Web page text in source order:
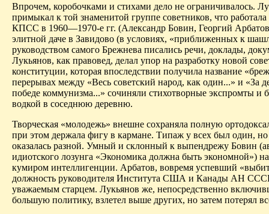
Впрочем, коробочками и стихами дело не ограничивалось.
примыкал к той знаменитой группе советников, что
КПСС в 1960—1970-е гг. (Александр Бовин, Георгий Арбатов
элитной даче в Завидово (в условиях, «приближенных к
руководством самого Брежнева писались речи, доклады,
Лукьянов, как правовед, делал упор на разработку новой
конституции, которая впоследствии получила название
перерывах между «Весь советский народ, как один...» и «За
победе коммунизма...» сочиняли стихотворные экспромты и
водкой в соседнюю деревню.
Творческая «молодежь» внешне сохраняла полную
при этом держала фигу в кармане. Типаж у всех был один, но
оказалась разной. Умный и склонный к выпендрежу Бовин
идиотского лозунга «Экономика должна быть экономной»)
кумиром интеллигенции. Арбатов, вовремя успевший
должность руководителя Института США и Канады АН
уважаемым старцем. Лукьянов же, непосредственно
большую политику, взлетел выше других, но затем потерял